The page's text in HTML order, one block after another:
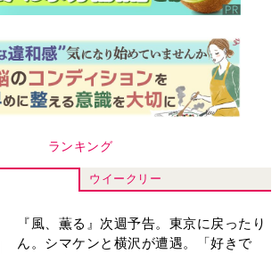
ランキング
ウイークリー
『風、薫る』次週予告。東京に戻ったり
ん。シマケンと横沢が遭遇。「好きで